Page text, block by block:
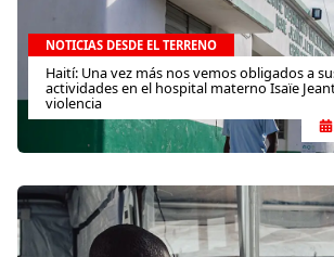
NOTICIAS DESDE EL TERRENO
Haití: Una vez más nos vemos obligados a
actividades en el hospital materno Isaïe
violencia